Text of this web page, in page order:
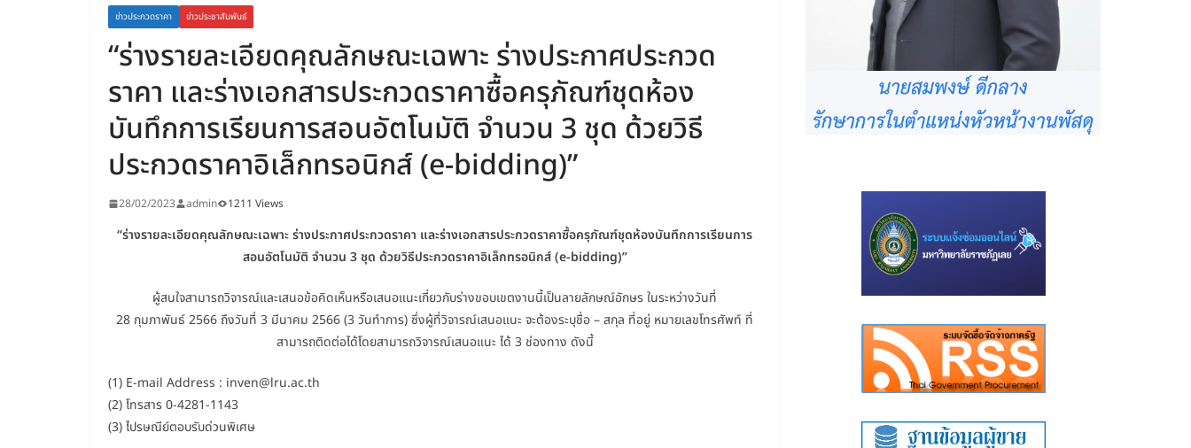
ข่าวประกวดราคา ข่าวประชาสัมพันธ์
“ร่างรายละเอียดคุณลักษณะเฉพาะ ร่างประกาศประกวด
ราคา และร่างเอกสารประกวดราคาซื้อครุภัณฑ์ชุดห้อง
บันทึกการเรียนการสอนอัตโนมัติ จำนวน 3 ชุด ด้วยวิธี
ประกวดราคาอิเล็กทรอนิกส์ (e-bidding)”
28/02/2023 admin 1211 Views
“ร่างรายละเอียดคุณลักษณะเฉพาะ ร่างประกาศประกวดราคา และร่างเอกสารประกวดราคาซื้อครุภัณฑ์ชุดห้องบันทึกการเรียนการ
สอนอัตโนมัติ จำนวน 3 ชุด ด้วยวิธีประกวดราคาอิเล็กทรอนิกส์ (e-bidding)”
ผู้สนใจสามารถวิจารณ์และเสนอข้อคิดเห็นหรือเสนอแนะเกี่ยวกับร่างขอบเขตงานนี้เป็นลายลักษณ์อักษร ในระหว่างวันที่
28 กุมภาพันธ์ 2566 ถึงวันที่ 3 มีนาคม 2566 (3 วันทำการ) ซึ่งผู้ที่วิจารณ์เสนอแนะ จะต้องระบุชื่อ – สกุล ที่อยู่ หมายเลขโทรศัพท์ ที่
สามารถติดต่อได้โดยสามารถวิจารณ์เสนอแนะ ได้ 3 ช่องทาง ดังนี้
(1) E-mail Address : inven@lru.ac.th
(2) โทรสาร 0-4281-1143
(3) ไปรษณีย์ตอบรับด่วนพิเศษ